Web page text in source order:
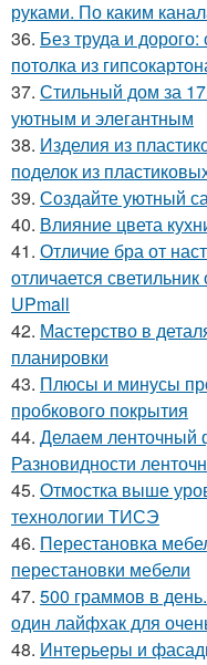
руками. По каким
36. Без труда и
потолка из
37. Стильный дом за 17
уютным и элегантным
38. Изделия из
поделок из
39. Создайте уютный
40. Влияние цвета
41. Отличие бра от
отличается
UPmall
42. Мастерство в
планировки
43. Плюсы и минусы
пробкового покрытия
44. Делаем ленточный
Разновидности
45. Отмостка выше
технологии ТИСЭ
46. Перестановка
перестановки мебели
47. 500 граммов в
один лайфхак для
48. Интерьеры и